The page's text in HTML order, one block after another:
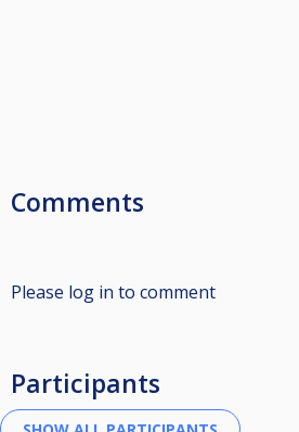
Comments
Please log in to comment
Participants